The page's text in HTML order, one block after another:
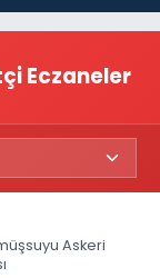
Eczaneler
Askeri